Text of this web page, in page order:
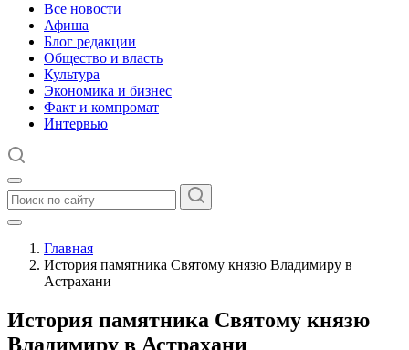
Все новости
Афиша
Блог редакции
Общество и власть
Культура
Экономика и бизнес
Факт и компромат
Интервью
Главная
История памятника Святому князю Владимиру в
Астрахани
История памятника Святому князю
Владимиру в Астрахани